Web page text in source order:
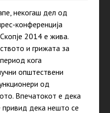
некогаш дел од
конференција
2014 е жива.
и грижата за
кога
општествени
од
Впечатокот е дека
дека нешто се